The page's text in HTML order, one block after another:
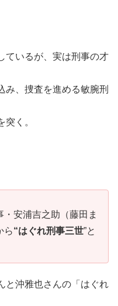
ているが、実は刑事の才
み、捜査を進める敏腕刑
突く。
安浦吉之助（藤田ま
ら“はぐれ刑事三世”と
と沖雅也さんの「はぐれ